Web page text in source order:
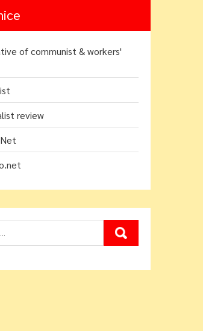
of communist & workers'
review